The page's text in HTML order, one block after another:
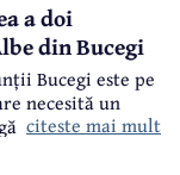
a doi
din Bucegi
Bucegi este pe
necesită un
specifică.
citeste mai mult